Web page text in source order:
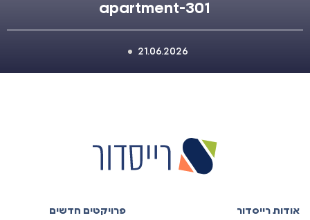
apartment-301
21.06.2026
אודות רייסדור פרויקטים חדשים